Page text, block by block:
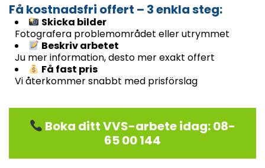
Få kostnadsfri offert – 3 enkla steg:
Skicka bilder
Fotografera problemområdet eller utrymmet
Beskriv arbetet
Ju mer information, desto mer exakt offert
Få fast pris
Vi återkommer snabbt med prisförslag
Boka ditt VVS-arbete idag: 08-
65 00 144